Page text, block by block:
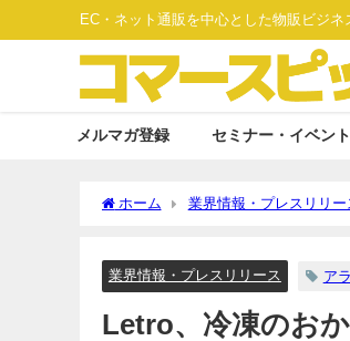
EC・ネット通販を中心とした物販ビジネ
メルマガ登録 セミナー・イベント
ホーム 業界情報・プレスリリー
業界情報・プレスリリース ア
Letro、冷凍のお